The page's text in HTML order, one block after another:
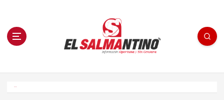
n El Salmantino - medios/noticias/editorial